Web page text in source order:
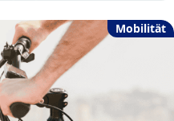
Mobilität